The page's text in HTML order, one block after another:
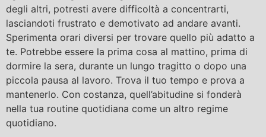
degli altri, potresti avere difficoltà a concentrarti,
lasciandoti frustrato e demotivato ad andare avanti.
Sperimenta orari diversi per trovare quello più adatto a
te. Potrebbe essere la prima cosa al mattino, prima di
dormire la sera, durante un lungo tragitto o dopo una
piccola pausa al lavoro. Trova il tuo tempo e prova a
mantenerlo. Con costanza, quell’abitudine si fonderà
nella tua routine quotidiana come un altro regime
quotidiano.